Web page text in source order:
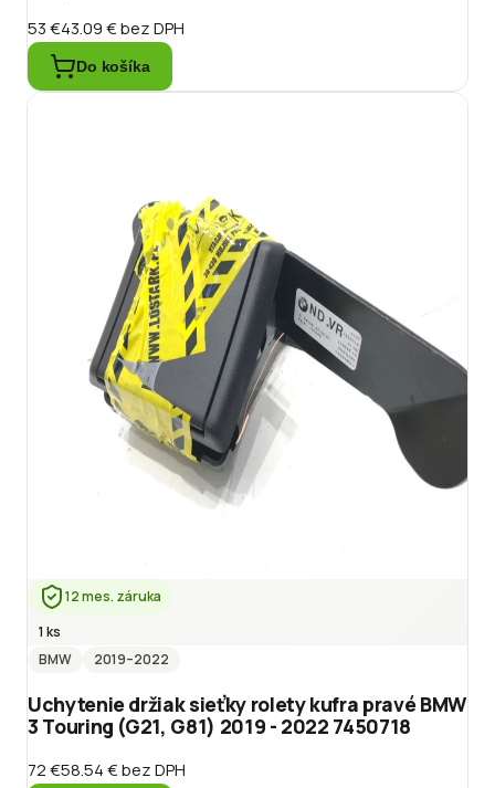
53 €43.09 €bez DPH
Do košíka
12 mes. záruka
1 ks
BMW
2019–2022
Uchytenie držiak sieťky rolety kufra pravé BMW
3 Touring (G21, G81) 2019 - 2022 7450718
72 €58.54 €bez DPH